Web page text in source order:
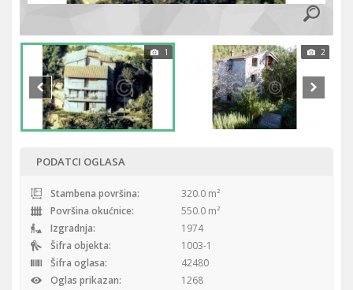
1 2
PODATCI OGLASA
Stambena površina:
320.0 m²
Površina okućnice:
550.0 m²
Izgradnja:
1974
Šifra objekta:
1003-1
Šifra oglasa:
42480
Oglas prikazan:
1268